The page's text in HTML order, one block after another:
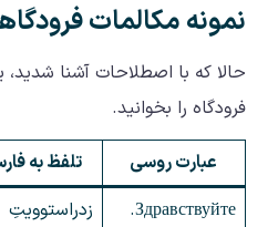
نمونه مکالمات
حالا که با اصطلاحات آشنا
فرودگاه را بخوانید.
عبارت روسی تلفظ به
Здравствуйте.
زدراستوویتِ